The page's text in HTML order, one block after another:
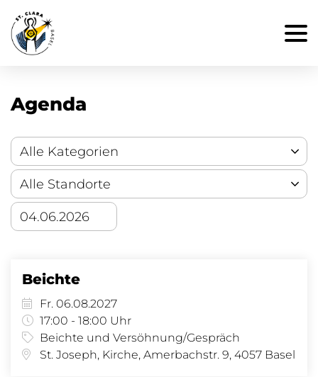
Agenda
Beichte
Fr. 06.08.2027
17:00 - 18:00 Uhr
Beichte und Versöhnung/Gespräch
St. Joseph, Kirche, Amerbachstr. 9, 4057 Basel